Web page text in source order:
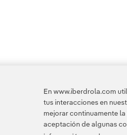
En www.iberdrola.com
tus interacciones en
mejorar continuamente
aceptación de algunas